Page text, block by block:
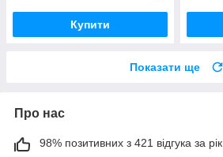
Купити
Показати ще
Про нас
98% позитивних з 421 відгука за рік